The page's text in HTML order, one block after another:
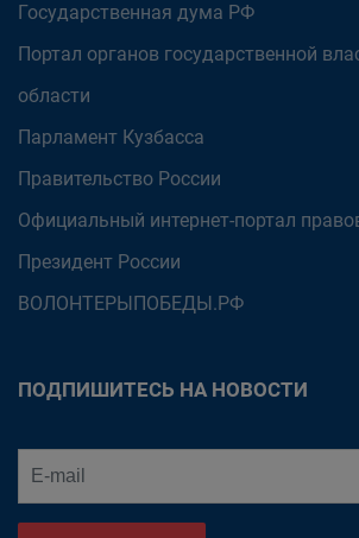
Государственная дума РФ
Портал органов государственной
области
Парламент Кузбасса
Правительство России
Официальный интернет-портал
Президент России
ВОЛОНТЕРЫПОБЕДЫ.РФ
ПОДПИШИТЕСЬ НА НОВОСТИ